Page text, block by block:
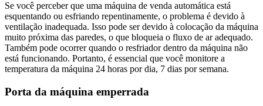
Se você perceber que uma máquina de venda automática está
esquentando ou esfriando repentinamente, o problema é devido à
ventilação inadequada. Isso pode ser devido à colocação da máquina
muito próxima das paredes, o que bloqueia o fluxo de ar adequado.
Também pode ocorrer quando o resfriador dentro da máquina não
está funcionando. Portanto, é essencial que você monitore a
temperatura da máquina 24 horas por dia, 7 dias por semana.
Porta da máquina emperrada